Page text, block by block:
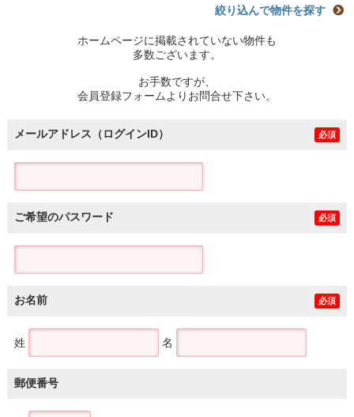
絞り込んで物件を探す
ホームページに掲載されていない物件も
多数ございます。
お手数ですが、
会員登録フォームよりお問合せ下さい。
メールアドレス（ログインID） 必須
ご希望のパスワード 必須
お名前 必須
姓 名
郵便番号